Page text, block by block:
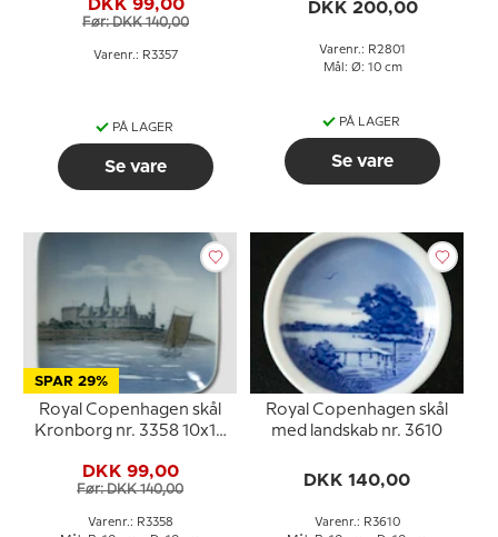
DKK 99,00
Før: DKK 140,00
Varenr.: R3357
PÅ LAGER
Se vare
DKK 200,00
Varenr.: R2801
Mål: Ø: 10 cm
PÅ LAGER
Se vare
SPAR 29%
Royal Copenhagen skål
Kronborg nr. 3358 10x10
DKK 99,00
Før: DKK 140,00
Varenr.: R3358
Royal Copenhagen skål
med landskab nr. 3610
DKK 140,00
Varenr.: R3610